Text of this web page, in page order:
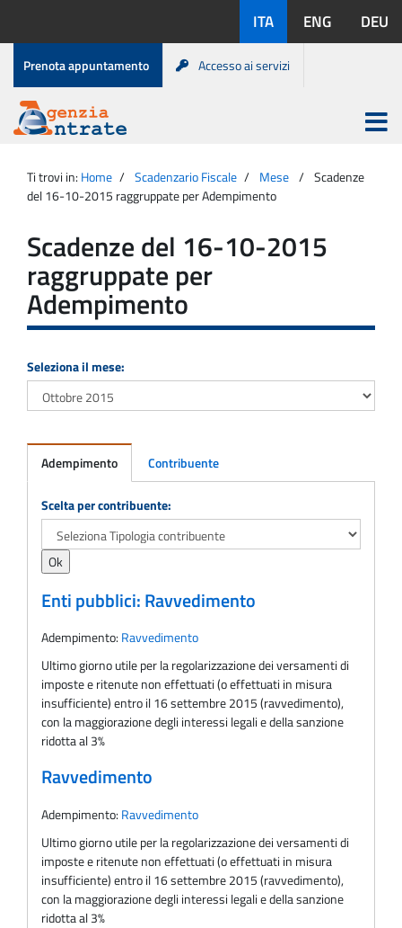
contenuto
disponibili:
ITA ENG DEU
Menu
di
servizio
Prenota appuntamento Accesso ai servizi
Agenzia
Entrate
Apri
menu
principale
Ti trovi in: Home Scadenzario Fiscale Mese
Scadenze
del 16-10-2015 raggruppate per Adempimento
Scadenze del 16-10-2015
raggruppate per
Adempimento
Seleziona il mese:
Adempimento Contribuente
Adempimento
Scelta per contribuente:
Enti pubblici: Ravvedimento
Adempimento: Ravvedimento
Ultimo giorno utile per la regolarizzazione dei versamenti di
imposte e ritenute non effettuati (o effettuati in misura
insufficiente) entro il 16 settembre 2015 (ravvedimento),
con la maggiorazione degli interessi legali e della sanzione
ridotta al 3%
Ravvedimento
Adempimento: Ravvedimento
Ultimo giorno utile per la regolarizzazione dei versamenti di
imposte e ritenute non effettuati (o effettuati in misura
insufficiente) entro il 16 settembre 2015 (ravvedimento),
con la maggiorazione degli interessi legali e della sanzione
ridotta al 3%